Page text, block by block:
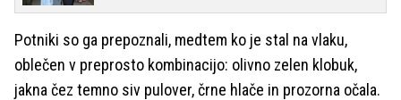
Potniki so ga prepoznali, medtem ko je stal na vlaku,
oblečen v preprosto kombinacijo: olivno zelen klobuk,
jakna čez temno siv pulover, črne hlače in prozorna očala.